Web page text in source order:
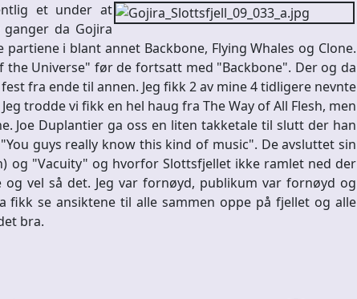
et under at
da Gojira
i blant annet Backbone, Flying Whales og Clone.
Universe" før de fortsatt med "Backbone". Der og da
fra ende til annen. Jeg fikk 2 av mine 4 tidligere nevnte
trodde vi fikk en hel haug fra The Way of All Flesh, men
Joe Duplantier ga oss en liten takketale til slutt der han
guys really know this kind of music". De avsluttet sin
og "Vacuity" og hvorfor Slottsfjellet ikke ramlet ned der
vel så det. Jeg var fornøyd, publikum var fornøyd og
fikk se ansiktene til alle sammen oppe på fjellet og alle
bra.